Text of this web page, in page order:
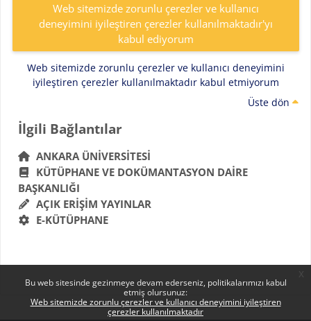
Bu web sitesinde gezinmeye devam ederseniz, politikalarımızı kabul
etmiş olursunuz:
Web sitemizde zorunlu çerezler ve kullanıcı deneyimini iyileştiren
çerezler kullanılmaktadır
Web sitemizde zorunlu çerezler ve kullanıcı
deneyimini iyileştiren çerezler kullanılmaktadır'yı
kabul ediyorum
Web sitemizde zorunlu çerezler ve kullanıcı deneyimini
iyileştiren çerezler kullanılmaktadır kabul etmiyorum
Üste dön
Bloklar
İlgili Bağlantılar 'yı atla
İlgili Bağlantılar
ANKARA ÜNIVERSITESI
KÜTÜPHANE VE DOKÜMANTASYON DAIRE
BAŞKANLIĞI
AÇIK ERIŞIM YAYINLAR
E-KÜTÜPHANE